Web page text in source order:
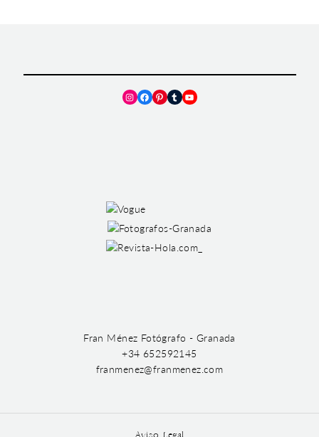
Instagram
Facebook
Pinterest
TumblrYouTube
Fran Ménez Fotógrafo - Granada
+34 652592145
franmenez@franmenez.com